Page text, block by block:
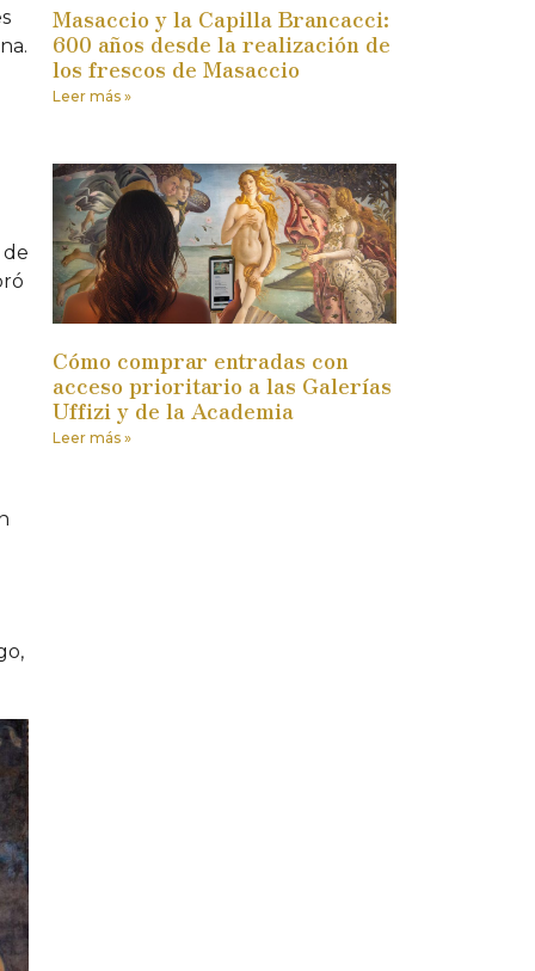
de
Masaccio y la Capilla Brancacci:
600 años desde la realización de
los frescos de Masaccio
Leer más »
Cómo comprar entradas con
acceso prioritario a las Galerías
Uffizi y de la Academia
Leer más »